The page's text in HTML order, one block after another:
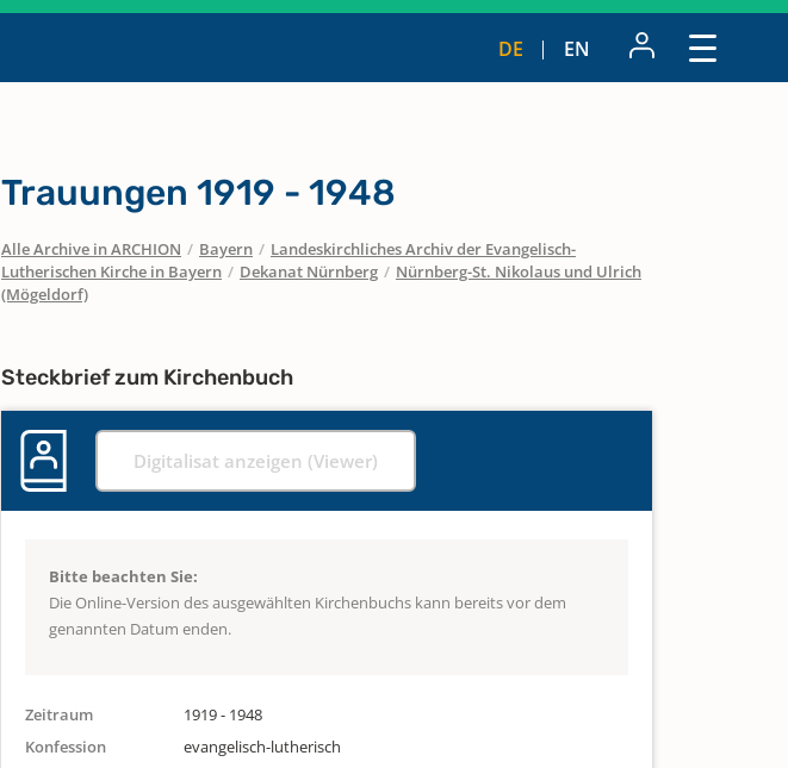
DE EN
Trauungen 1919 - 1948
Alle Archive in ARCHION / Bayern / Landeskirchliches Archiv der Evangelisch-
Lutherischen Kirche in Bayern / Dekanat Nürnberg / Nürnberg-St. Nikolaus und Ulrich
(Mögeldorf)
Steckbrief zum Kirchenbuch
Digitalisat anzeigen (Viewer)
Bitte beachten Sie:
Die Online-Version des ausgewählten Kirchenbuchs kann bereits vor dem
genannten Datum enden.
Zeitraum
1919 - 1948
Konfession
evangelisch-lutherisch